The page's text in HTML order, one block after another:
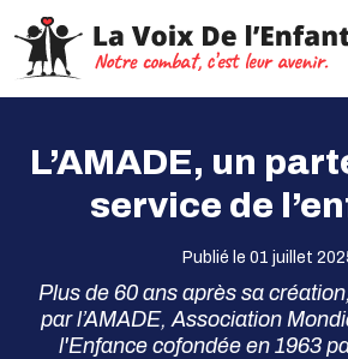
L’AMADE, un
service de
Publié le 01 juillet
Plus de 60 ans après sa
par l’AMADE, Association
l'Enfance cofondée en 1963